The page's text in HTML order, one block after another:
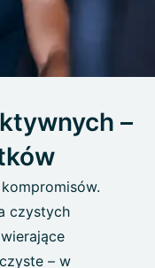
–
czystych
– w